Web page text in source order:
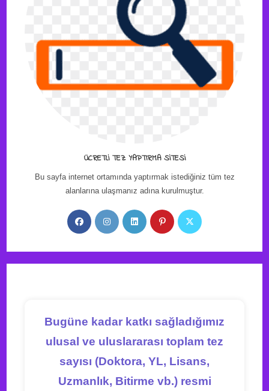
ÜCRETLI TEZ YAPTIRMA SITESI
Bu sayfa internet ortamında yaptırmak istediğiniz tüm tez
alanlarına ulaşmanız adına kurulmuştur.
Opens
in
Opens
in
Opens
in
Opens
in
Opens
Bugüne kadar katkı sağladığımız
ulusal ve uluslararası toplam tez
sayısı (Doktora, YL, Lisans,
Uzmanlık, Bitirme vb.) resmi